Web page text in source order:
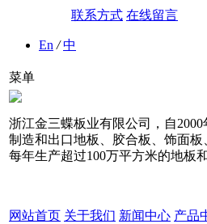
联系方式 在线留言
En /中
菜单
浙江金三蝶板业有限公司，自
制造和出口地板、胶合板、饰面板
每年生产超过100万平方米的地板
网站首页 关于我们 新闻中心 产品